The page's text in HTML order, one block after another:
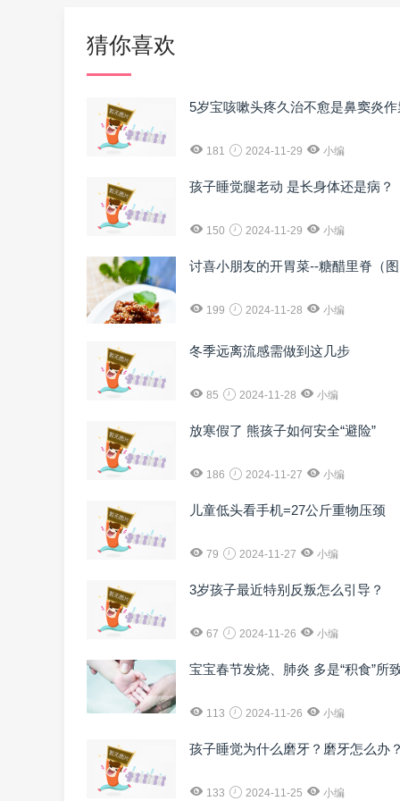
猜你喜欢
5岁宝咳嗽头疼久治不愈是鼻窦炎作
181 2024-11-29 小编
孩子睡觉腿老动 是长身体还是病？
150 2024-11-29 小编
讨喜小朋友的开胃菜--糖醋里脊（
199 2024-11-28 小编
冬季远离流感需做到这几步
85 2024-11-28 小编
放寒假了 熊孩子如何安全“避险”
186 2024-11-27 小编
儿童低头看手机=27公斤重物压颈
79 2024-11-27 小编
3岁孩子最近特别反叛怎么引导？
67 2024-11-26 小编
宝宝春节发烧、肺炎 多是“积食”所
113 2024-11-26 小编
孩子睡觉为什么磨牙？磨牙怎么办
133 2024-11-25 小编